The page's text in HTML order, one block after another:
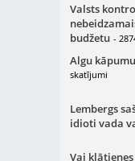
Valsts
budžetu -
Algu
skatījumi
Lembergs
idioti vada
Vai